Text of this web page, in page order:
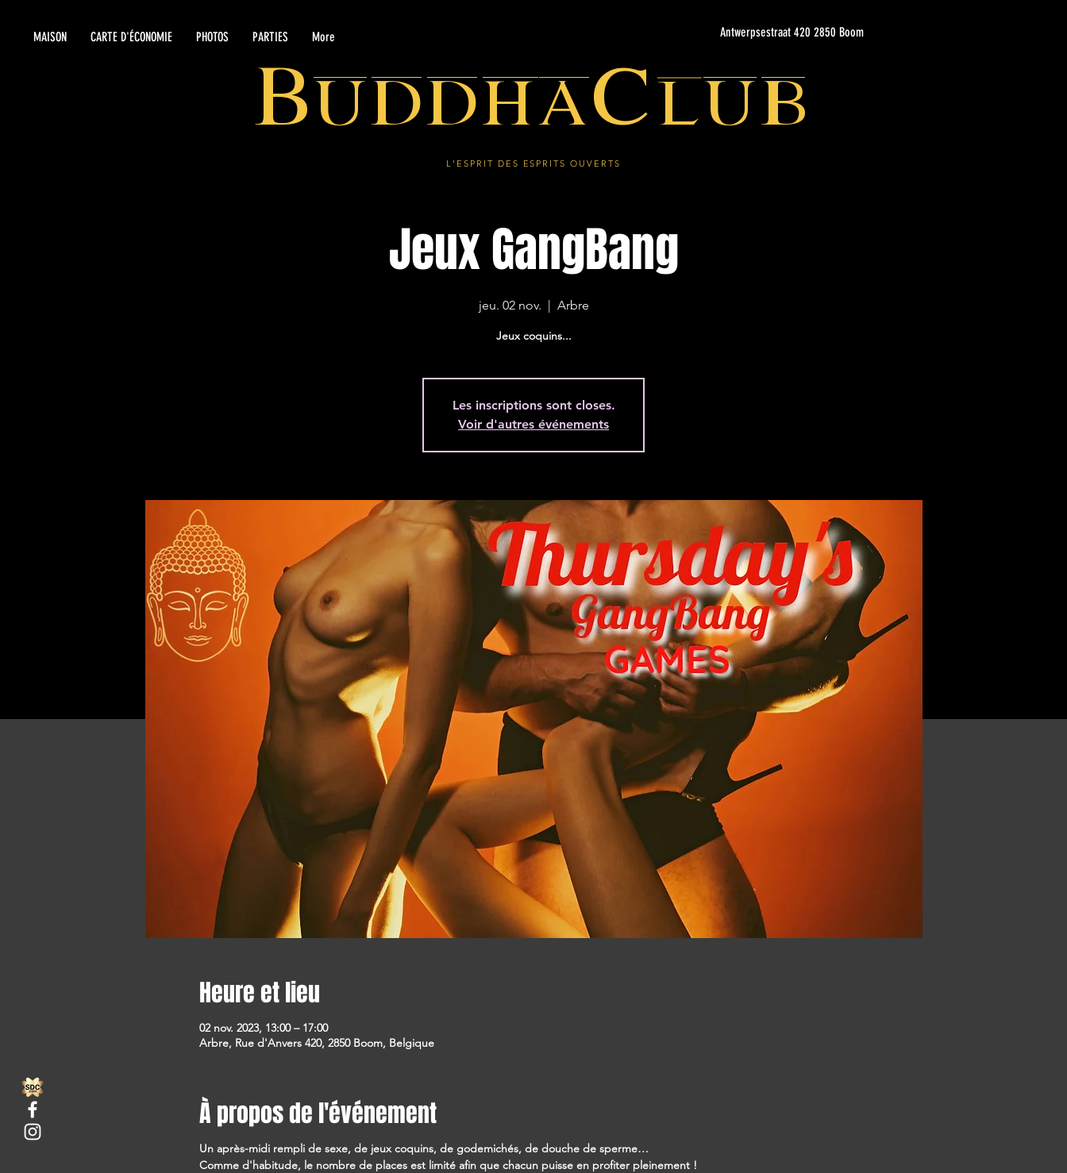
MAISON CARTE D'ÉCONOMIE PHOTOS PARTIES More Antwerpsestraat 420 2850 Boom
BuddhaClub
L'ESPRIT DES ESPRITS OUVERTS
Jeux GangBang
jeu. 02 nov.
  |
Arbre
Jeux coquins...
Les inscriptions sont closes.
Voir d'autres événements
Heure et lieu
02 nov. 2023, 13:00 – 17:00
Arbre, Rue d'Anvers 420, 2850 Boom, Belgique
À propos de l'événement
Un après-midi rempli de sexe, de jeux coquins, de godemichés, de douche de sperme…
Comme d'habitude, le nombre de places est limité afin que chacun puisse en profiter pleinement !